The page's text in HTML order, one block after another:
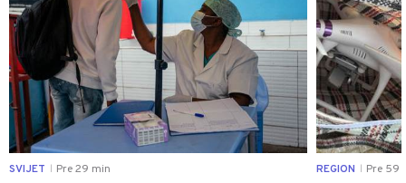
SVIJET Pre 29 min REGION Pre 59